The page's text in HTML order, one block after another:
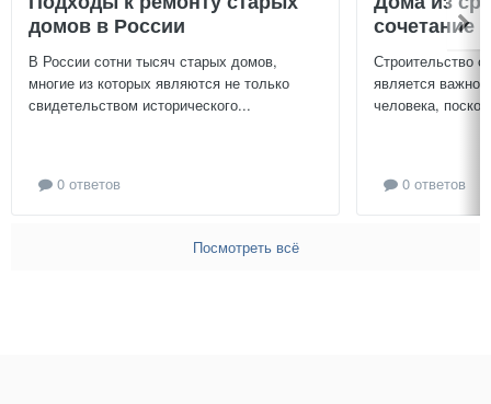
домов в России
В России сотни тысяч старых домов,
многие из которых являются не только
свидетельством исторического...
0 ответов
сочетание
Строительство
является
человека,
0 ответов
Посмотреть всё